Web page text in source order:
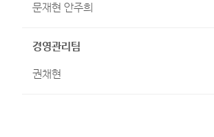
문재현 안주희
경영관리팀
권채현